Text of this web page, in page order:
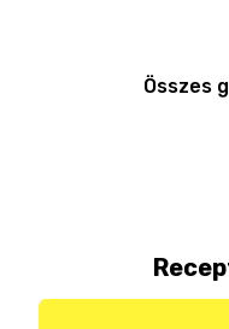
Összes